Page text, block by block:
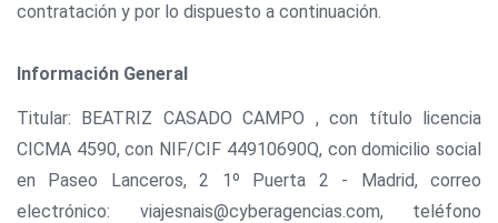
contratación y por lo dispuesto a continuación.
Información General
Titular: BEATRIZ CASADO CAMPO , con título licencia
CICMA 4590, con NIF/CIF 44910690Q, con domicilio social
en Paseo Lanceros, 2 1º Puerta 2 - Madrid, correo
electrónico: viajesnais@cyberagencias.com, teléfono